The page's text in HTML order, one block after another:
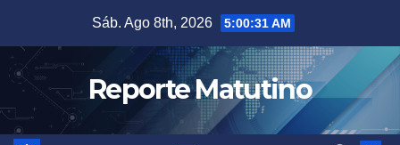
contenido
Sáb. Ago 8th, 2026 5:00:32 AM
Reporte Matutino